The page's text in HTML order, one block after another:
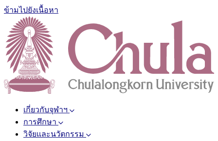
ข้ามไปยังเนื้อหา
เกี่ยวกับจุฬาฯ
การศึกษา
วิจัยและนวัตกรรม